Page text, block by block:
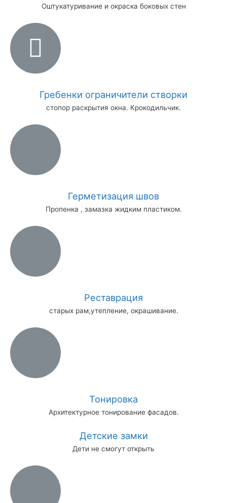
Оштукатуривание и окраска боковых стен
Гребенки ограничители створки
стопор раскрытия окна. Крокодильчик.
Герметизация швов
Пропенка , замазка жидким пластиком.
Реставрация
старых рам,утепление, окрашивание.
Тонировка
Архитектурное тонирование фасадов.
Детские замки
Дети не смогут открыть